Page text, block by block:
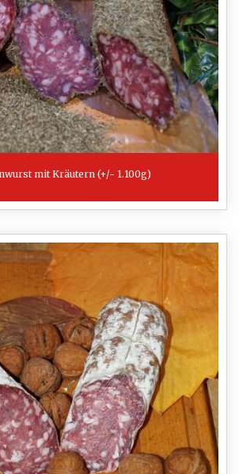
mit Kräutern (+/- 1.100g)